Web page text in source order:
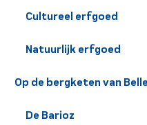
Cultureel erfgoed
Natuurlijk erfgoed
Op de bergketen van
De Barioz